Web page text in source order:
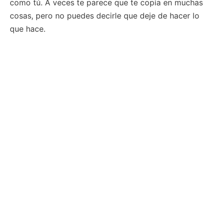
como tú. A veces te parece que te copia en muchas
cosas, pero no puedes decirle que deje de hacer lo
que hace.